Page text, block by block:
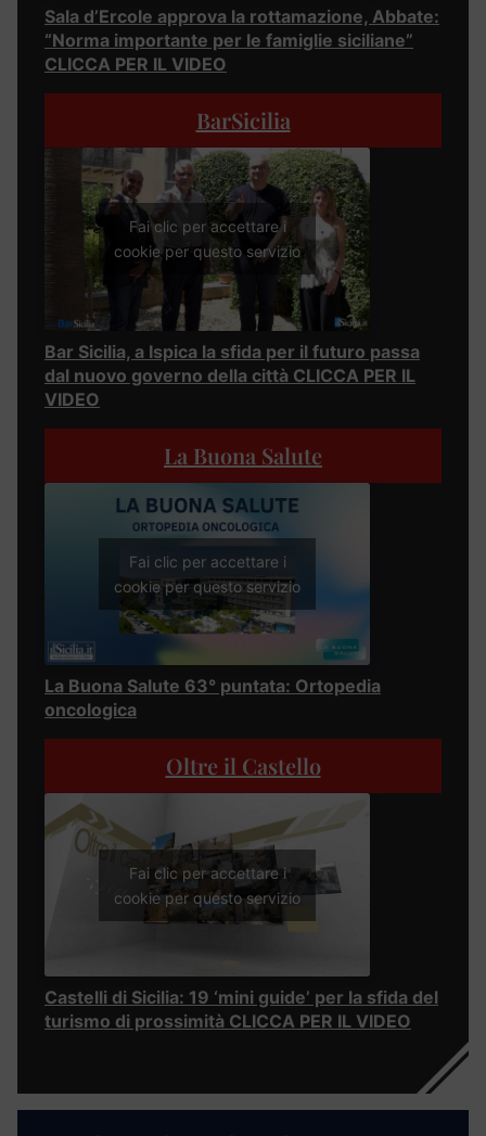
Sala d’Ercole approva la rottamazione, Abbate:
“Norma importante per le famiglie siciliane”
CLICCA PER IL VIDEO
BarSicilia
Fai clic per accettare i
cookie per questo servizio
Bar Sicilia, a Ispica la sfida per il futuro passa
dal nuovo governo della città CLICCA PER IL
VIDEO
La Buona Salute
Fai clic per accettare i
cookie per questo servizio
La Buona Salute 63° puntata: Ortopedia
oncologica
Oltre il Castello
Fai clic per accettare i
cookie per questo servizio
Castelli di Sicilia: 19 ‘mini guide’ per la sfida del
turismo di prossimità CLICCA PER IL VIDEO